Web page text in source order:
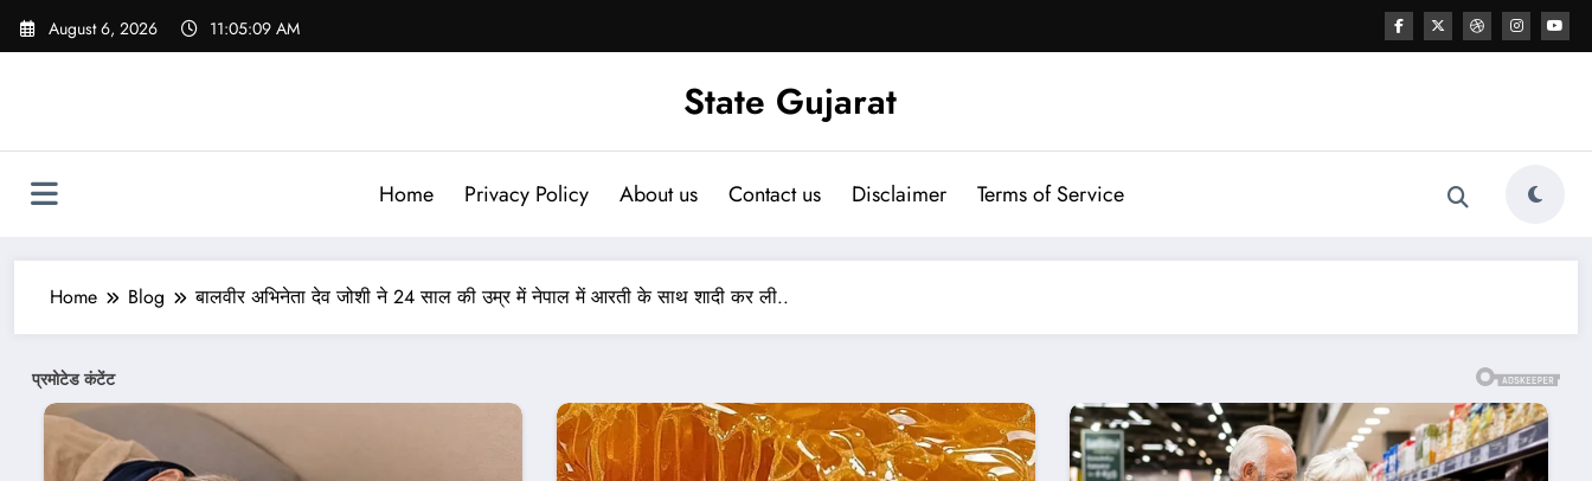
Skip
August 6, 2026 11:05:11 AM
State Gujarat
Home Privacy Policy About us Contact us Disclaimer Terms of Service
Home Blog बालवीर अभिनेता देव जोशी ने 24 साल की उम्र में नेपाल में आरती के साथ शादी कर ली..